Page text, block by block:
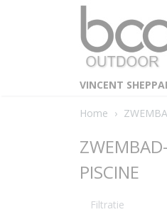
VINCENT
Home ›
PISCINE
Filtratie